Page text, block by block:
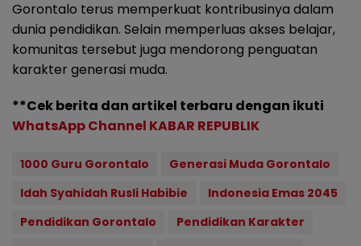
Gorontalo terus memperkuat kontribusinya dalam
dunia pendidikan. Selain memperluas akses belajar,
komunitas tersebut juga mendorong penguatan
karakter generasi muda.
**Cek berita dan artikel terbaru dengan ikuti
WhatsApp Channel KABAR REPUBLIK
1000 Guru Gorontalo
Generasi Muda Gorontalo
Idah Syahidah Rusli Habibie
Indonesia Emas 2045
Pendidikan Gorontalo
Pendidikan Karakter